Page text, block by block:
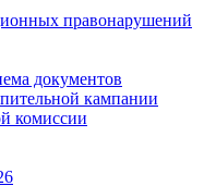
правонарушений
документов
кампании
комиссии